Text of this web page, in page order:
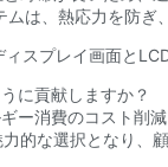
は、熱応力を防
に貢献しますか？
ー消費のコスト
的な選択となり、